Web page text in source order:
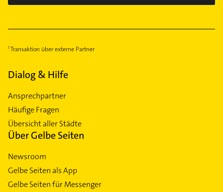
Transaktion über externe Partner
Dialog & Hilfe
Ansprechpartner
Häufige Fragen
Übersicht aller Städte
Über Gelbe Seiten
Newsroom
Gelbe Seiten als App
Gelbe Seiten für Messenger